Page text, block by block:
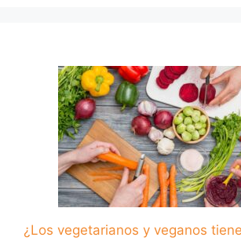
¿Los vegetarianos y veganos